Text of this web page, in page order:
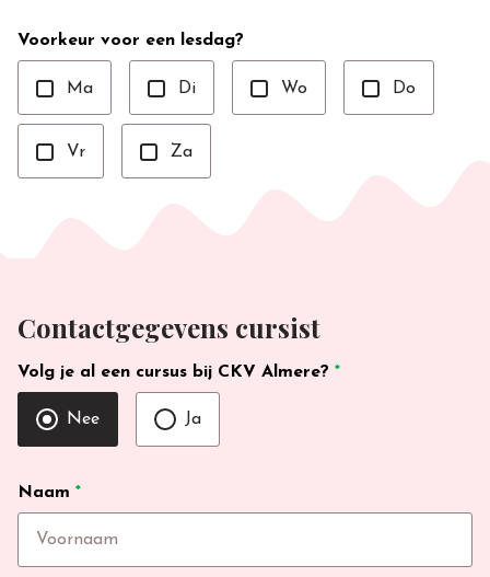
Voorkeur voor een lesdag?
Ma Di Wo Do
Vr Za
Contactgegevens cursist
Volg je al een cursus bij CKV Almere? *
Nee Ja
Naam *